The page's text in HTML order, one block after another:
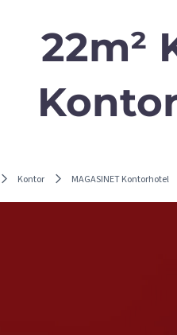
22m²
Kontor MAGASINET Kontorhotel